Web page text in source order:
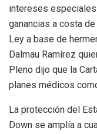
intereses
ganancias a costa
Ley a base de
Dalmau Ramírez
Pleno dijo que la
planes médicos
La protección del
Down se amplía a